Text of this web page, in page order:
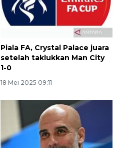
Piala FA, Crystal Palace juara
setelah taklukkan Man City
1-0
18 Mei 2025 09:11
2026-